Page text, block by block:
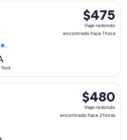
$475
Viaje
redondo,
$475
Viaje redondo
encontrado hace 1 hora
con salida el jue, 24 dic. desde
$480
Viaje
redondo,
$480
Viaje redondo
encontrado hace 2 horas
con salida el jue, 8 oct. desde